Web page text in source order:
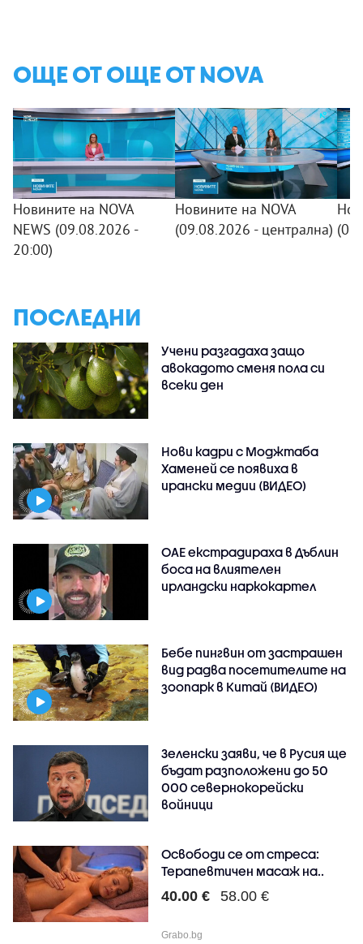
ОЩЕ ОТ ОЩЕ ОТ NOVA
Новините на NOVA
NEWS (09.08.2026 -
20:00)
Новините на NOVA
(09.08.2026 - централна)
ПОСЛЕДНИ
Учени разгадаха защо
авокадото сменя пола си
всеки ден
Нови кадри с Моджтаба
Хаменей се появиха в
ирански медии (ВИДЕО)
ОАЕ екстрадираха в Дъблин
боса на влиятелен
ирландски наркокартел
Бебе пингвин от застрашен
вид радва посетителите на
зоопарк в Китай (ВИДЕО)
Зеленски заяви, че в Русия ще
бъдат разположени до 50
000 севернокорейски
войници
Освободи се от стреса:
Терапевтичен масаж на..
40.00 € 58.00 €
Grabo.bg